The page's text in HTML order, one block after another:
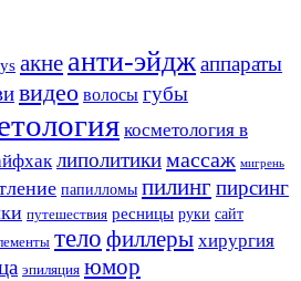
акне анти-эйджаппараты
видео волосы губы
косметология в
липолитикимассаж мигрень
папилломы пилинг пирсинг
путешествия ресницы руки сайт
тело филлеры хирургия
эпиляция юмор